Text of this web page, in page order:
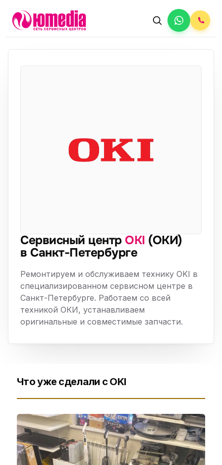
Сервисный центрOKI (ОКИ)
в Санкт-Петербурге
Ремонтируем и обслуживаем технику OKI в
специализированном сервисном центре в
Санкт-Петербурге. Работаем со всей
техникой ОКИ, устанавливаем
оригинальные и совместимые запчасти.
Что уже сделали с OKI